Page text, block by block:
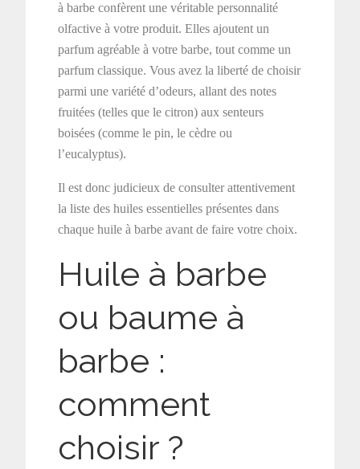
à barbe confèrent une véritable personnalité
olfactive à votre produit. Elles ajoutent un
parfum agréable à votre barbe, tout comme un
parfum classique. Vous avez la liberté de choisir
parmi une variété d’odeurs, allant des notes
fruitées (telles que le citron) aux senteurs
boisées (comme le pin, le cèdre ou
l’eucalyptus).
Il est donc judicieux de consulter attentivement
la liste des huiles essentielles présentes dans
chaque huile à barbe avant de faire votre choix.
Huile à barbe
ou baume à
barbe :
comment
choisir ?